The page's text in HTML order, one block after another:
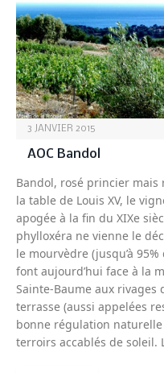
3 JANVIER 2015
AOC Bandol
Bandol, rosé princier mais
la table de Louis XV, le
apogée à la fin du XIXe
phylloxéra ne vienne le
le mourvèdre (jusqu’à
font aujourd’hui face à la
Sainte-Baume aux
terrasse (aussi appelées
bonne régulation naturelle
terroirs accablés de soleil.